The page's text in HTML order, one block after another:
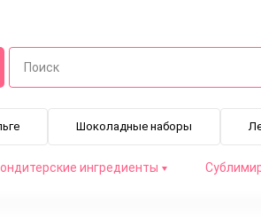
Шоколадные наборы
ингредиенты